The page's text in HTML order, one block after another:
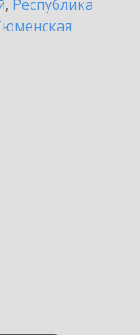
, Республика